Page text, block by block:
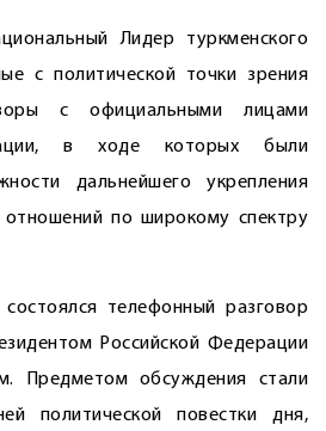
Лидер туркменского
с политической точки зрения
с официальными лицами
в ходе которых были
дальнейшего укрепления
отношений по широкому спектру
телефонный разговор
Российской Федерации
Предметом обсуждения стали
политической повестки дня,